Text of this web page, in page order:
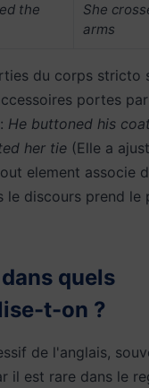
the
She
arms
du corps stricto
portes
He buttoned his
her tie (Elle a
element associe
le discours prend le
quels
t-on ?
de l'anglais,
il est rare dans le